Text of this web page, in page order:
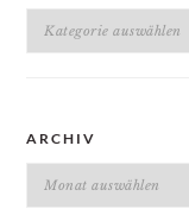
Kategorien
ARCHIV
Archiv